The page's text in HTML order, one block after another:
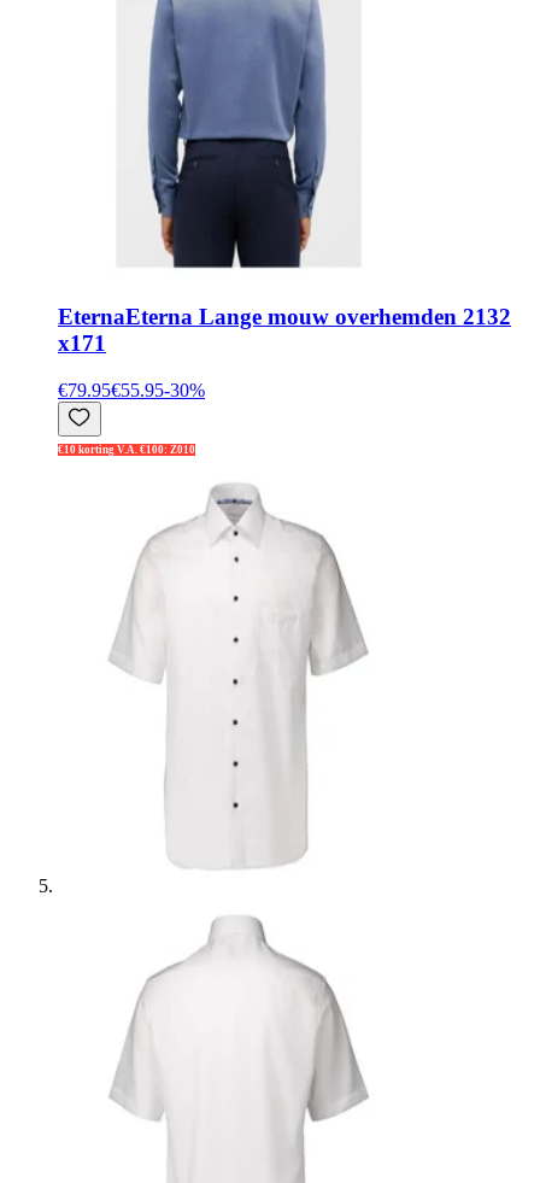
EternaEterna Lange mouw overhemden 2132
x171
€79.95€55.95-30%
€10 korting V.A. €100: Z010